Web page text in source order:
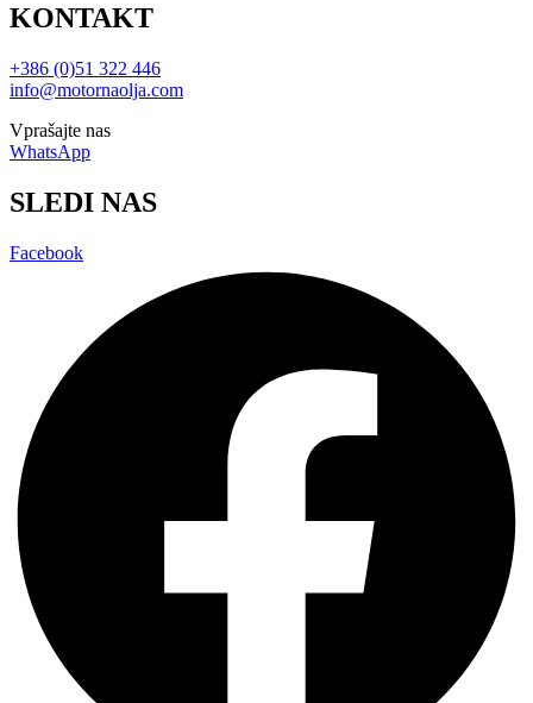
KONTAKT
+386 (0)51 322 446
info@motornaolja.com
Vprašajte nas
WhatsApp
SLEDI NAS
Facebook